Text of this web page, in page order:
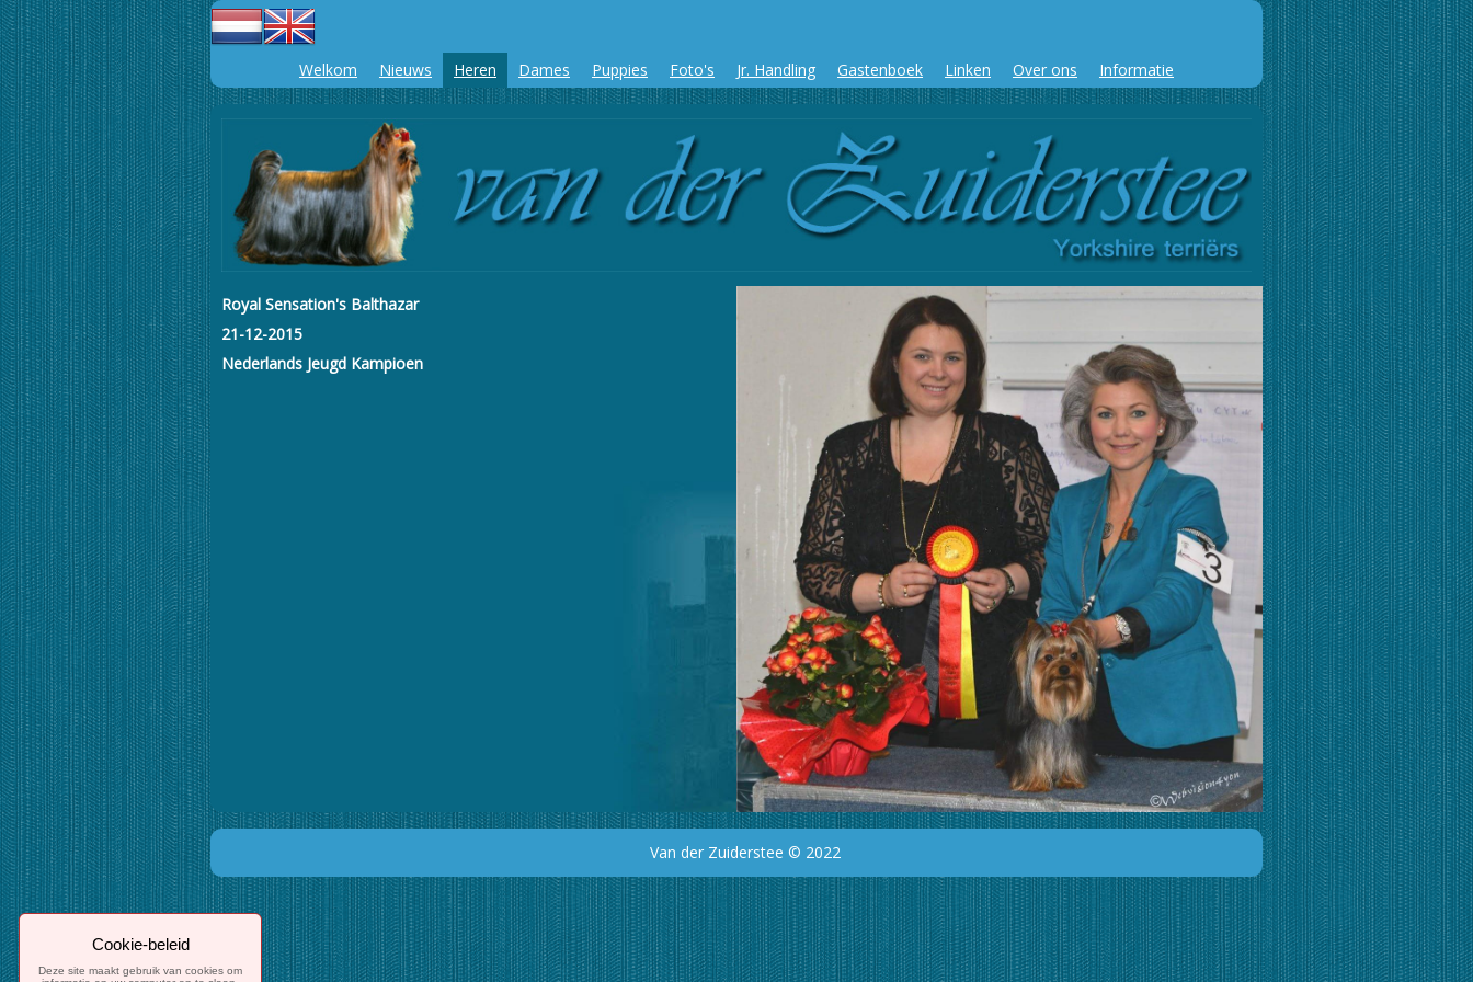
Welkom Nieuws Heren Dames Puppies Foto's Jr. Handling Gastenboek Linken Over ons Informatie
Royal Sensation's Balthazar
21-12-2015
Nederlands Jeugd Kampioen
Van der Zuiderstee © 2022
Cookie-beleid
Deze site maakt gebruik van cookies om